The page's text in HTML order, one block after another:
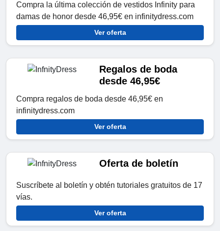
Compra la última colección de vestidos Infinity para
damas de honor desde 46,95€ en infinitydress.com
Ver oferta
Regalos de boda
desde 46,95€
Compra regalos de boda desde 46,95€ en
infinitydress.com
Ver oferta
Oferta de boletín
Suscríbete al boletín y obtén tutoriales gratuitos de 17
vías.
Ver oferta